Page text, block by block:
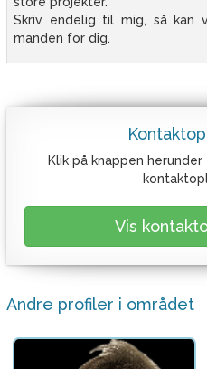
Skriv endelig til mig, så kan
manden for dig.
Klik på knappen
Vis
Andre profiler i området